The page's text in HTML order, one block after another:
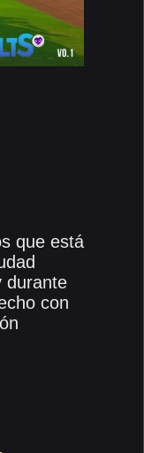
que está
durante
con